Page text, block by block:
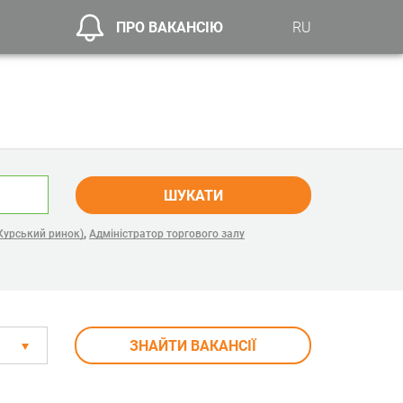
ПРО ВАКАНСІЮ RU
ШУКАТИ
ринок), Адміністратор торгового залу
ЗНАЙТИ ВАКАНСІЇ